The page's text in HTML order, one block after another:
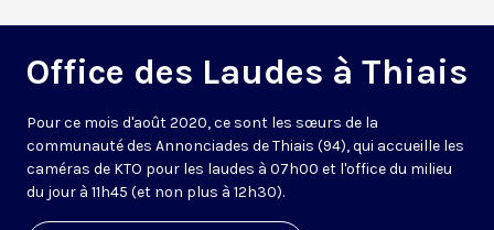
Office des Laudes à Thiais
Pour ce mois d'août 2020, ce sont les sœurs de la
communauté des Annonciades de Thiais (94), qui accueille les
caméras de KTO pour les laudes à 07h00 et l'office du milieu
du jour à 11h45 (et non plus à 12h30).